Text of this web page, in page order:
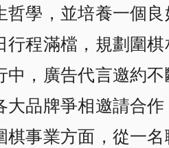
學， 並培養一個
程滿檔， 規劃圍
， 廣告代言邀約
大品牌爭相邀請合
棋事業方面， 從一